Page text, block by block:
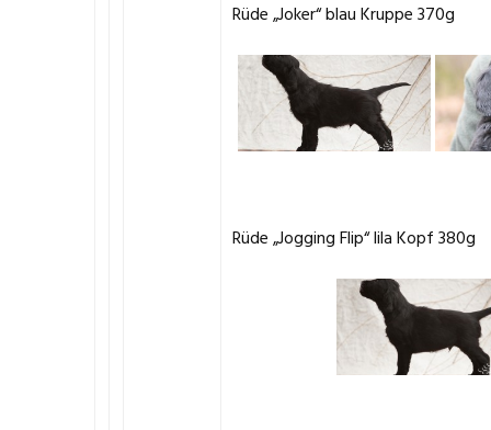
Rüde „Joker“ blau Kruppe 370g
Rüde „Jogging Flip“ lila Kopf 380g